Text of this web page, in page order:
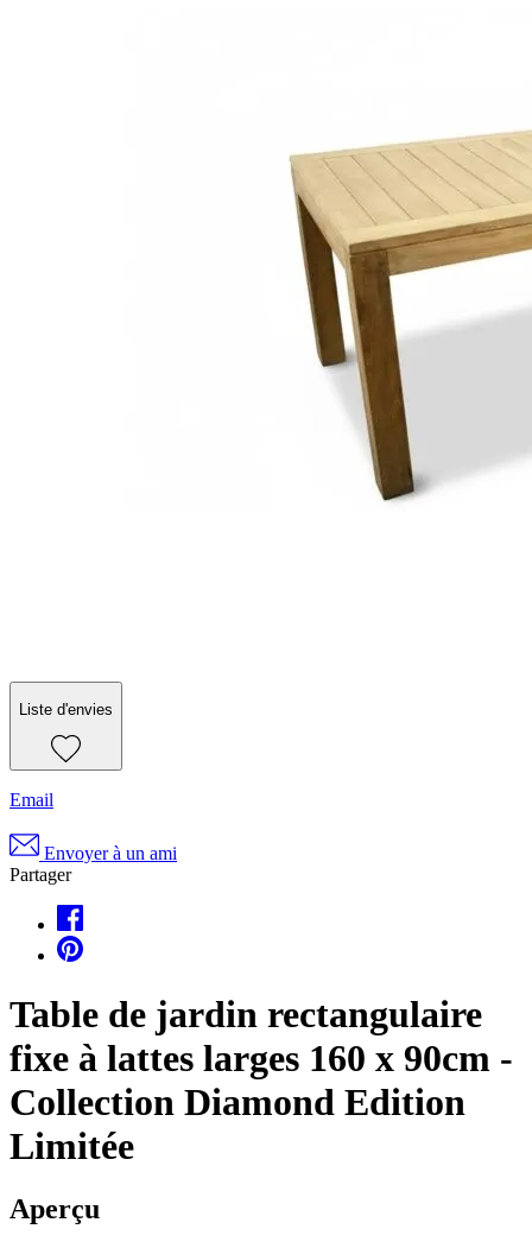
Liste d'envies
Email
Envoyer à un ami
Partager
Table de jardin rectangulaire
fixe à lattes larges 160 x 90cm -
Collection Diamond Edition
Limitée
Aperçu